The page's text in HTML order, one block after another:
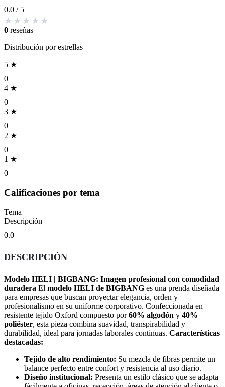
0.0 / 5
0 reseñas
Distribución por estrellas
5 ★
0
4 ★
0
3 ★
0
2 ★
0
1 ★
0
Calificaciones por tema
Tema
Descripción
0.0
DESCRIPCIÓN
Modelo HELI | BIGBANG: Imagen profesional con comodidad
duradera El modelo HELI de BIGBANG es una prenda diseñada
para empresas que buscan proyectar elegancia, orden y
profesionalismo en su uniforme corporativo. Confeccionada en
resistente tejido Oxford compuesto por60% algodón y 40%
poliéster, esta pieza combina suavidad, transpirabilidad y
durabilidad, ideal para jornadas laborales continuas. Características
destacadas:
Tejido de alto rendimiento: Su mezcla de fibras permite un
balance perfecto entre confort y resistencia al uso diario.
Diseño institucional: Presenta un estilo clásico que se adapta